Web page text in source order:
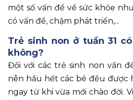
một số vấn đề về sức khỏe
có vấn đề, chậm phát triển,...
Trẻ sinh non ở tuần 31
không?
Đối với các trẻ sinh non vấn
nên hầu hết các bé đều được
ngay từ khi vừa mới chào đời.